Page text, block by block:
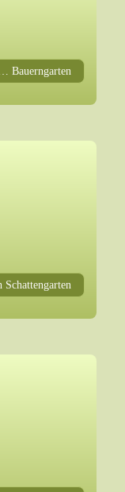
Bauerngarten